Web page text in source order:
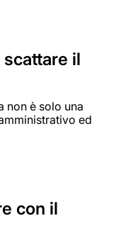
il
non è solo una
ed
con il